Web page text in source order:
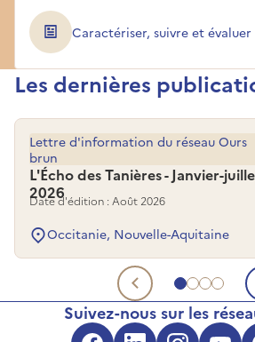
Caractériser, suivre et évaluer
Les dernières
Aller au
Aller au
Aller au
Aller
L'Écho des Tanières - Janvier-
2026
Lettre d'information du réseau Ours
brun
Date d'édition : Août 2026
Occitanie, Nouvelle-Aquitaine
Document
Suivez-nous sur les